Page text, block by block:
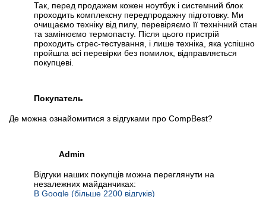
Так, перед продажем кожен ноутбук і системний блок
проходить комплексну передпродажну підготовку. Ми
очищаємо техніку від пилу, перевіряємо її технічний стан
та замінюємо термопасту. Після цього пристрій
проходить стрес-тестування, і лише техніка, яка успішно
пройшла всі перевірки без помилок, відправляється
покупцеві.
Покупатель
Де можна ознайомитися з відгуками про CompBest?
Admin
Відгуки наших покупців можна переглянути на
незалежних майданчиках:
В Google (більше 2200 відгуків)